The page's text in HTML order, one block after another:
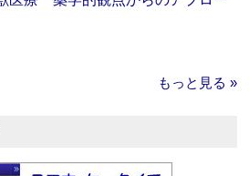
もっと見る »